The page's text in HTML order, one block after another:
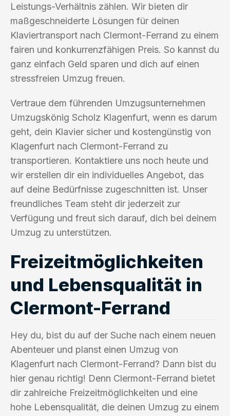
Leistungs-Verhältnis zählen. Wir bieten dir
maßgeschneiderte Lösungen für deinen
Klaviertransport nach Clermont-Ferrand zu einem
fairen und konkurrenzfähigen Preis. So kannst du
ganz einfach Geld sparen und dich auf einen
stressfreien Umzug freuen.
Vertraue dem führenden Umzugsunternehmen
Umzugskönig Scholz Klagenfurt, wenn es darum
geht, dein Klavier sicher und kostengünstig von
Klagenfurt nach Clermont-Ferrand zu
transportieren. Kontaktiere uns noch heute und
wir erstellen dir ein individuelles Angebot, das
auf deine Bedürfnisse zugeschnitten ist. Unser
freundliches Team steht dir jederzeit zur
Verfügung und freut sich darauf, dich bei deinem
Umzug zu unterstützen.
Freizeitmöglichkeiten
und Lebensqualität in
Clermont-Ferrand
Hey du, bist du auf der Suche nach einem neuen
Abenteuer und planst einen Umzug von
Klagenfurt nach Clermont-Ferrand? Dann bist du
hier genau richtig! Denn Clermont-Ferrand bietet
dir zahlreiche Freizeitmöglichkeiten und eine
hohe Lebensqualität, die deinen Umzug zu einem